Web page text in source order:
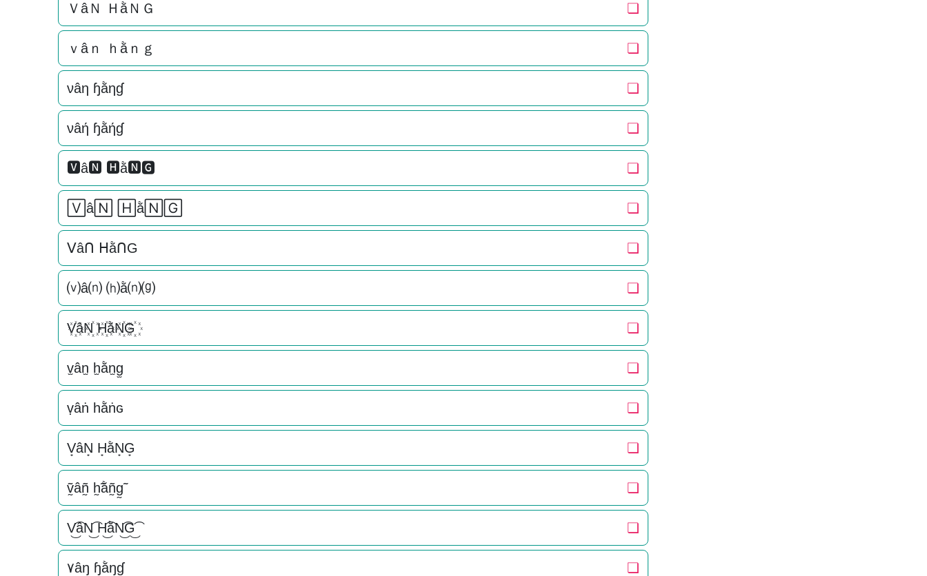
ＶâＮ ＨằＮＧ ❏
ｖâｎ ｈằｎｇ ❏
νâη ɧằηɠ ❏
νâή ɧằήɠ ❏
🆅â🅽 🅷ằ🅽🅶 ❏
🅅â🄽 🄷ằ🄽🄶 ❏
ᐯâᑎ ᕼằᑎG ❏
⒱â⒩ ⒣ằ⒩⒢ ❏
V꙰âN꙰ H꙰ằN꙰G꙰ ❏
v̫ân̫ h̫ằn̫g̫ ❏
ṿâṅ һằṅɢ ❏
V͙âN͙ H͙ằN͙G͙ ❏
ṽ̰âñ̰ h̰̃ằñ̰g̰̃ ❏
V͜͡âN͜͡ H͜͡ằN͜͡G͜͡ ❏
۷âŋ ɧằŋɠ ❏